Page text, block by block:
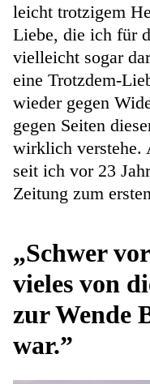
leicht trotzigem
Liebe, die ich für
vielleicht sogar
eine Trotzdem-
wieder gegen
gegen Seiten
wirklich verstehe.
seit ich vor 23
Zeitung zum
„Schwer
vieles von
zur Wende
war.”